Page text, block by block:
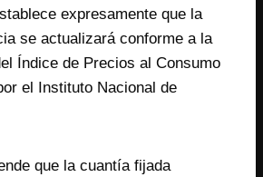
expresamente que la
se actualizará conforme a la
Índice de Precios al Consumo
el Instituto Nacional de
que la cuantía fijada